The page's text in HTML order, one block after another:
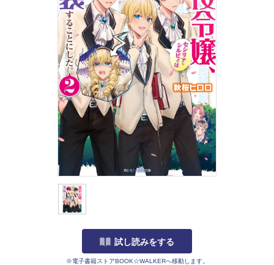
試し読みをする
※電子書籍ストアBOOK☆WALKERへ移動します。